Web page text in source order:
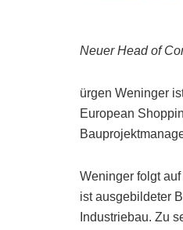
Neuer Head of
ürgen Weninger
European
Weninger folgt
ist ausgebildeter
Industriebau. Zu